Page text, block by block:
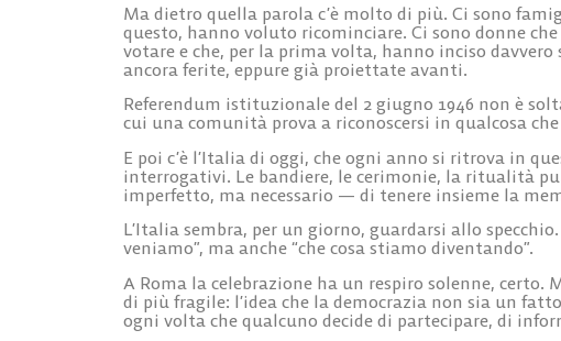
Ma dietro quella parola c’è molto di più. Ci sono
questo, hanno voluto ricominciare. Ci sono donne
votare e che, per la prima volta, hanno inciso
ancora ferite, eppure già proiettate avanti.
Referendum istituzionale del 2 giugno 1946 non è
cui una comunità prova a riconoscersi in qualcosa
E poi c’è l’Italia di oggi, che ogni anno si ritrova in
interrogativi. Le bandiere, le cerimonie, la ritualità
imperfetto, ma necessario — di tenere insieme la
L’Italia sembra, per un giorno, guardarsi allo
veniamo”, ma anche “che cosa stiamo diventando”.
A Roma la celebrazione ha un respiro solenne,
di più fragile: l’idea che la democrazia non sia un
ogni volta che qualcuno decide di partecipare, di